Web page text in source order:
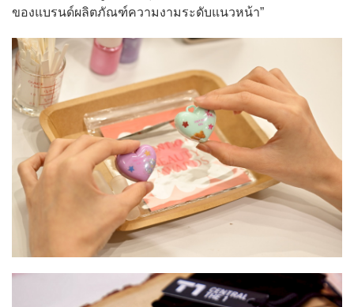
ของแบรนด์ผลิตภัณฑ์ความงามระดับแนวหน้า”